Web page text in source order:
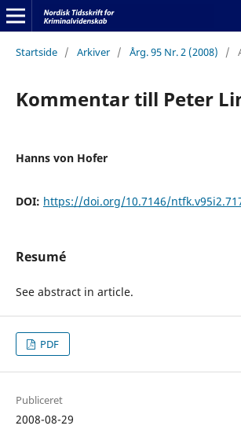
Startside / Arkiver / Årg. 95 Nr. 2 (2008) /
Kommentar till Peter
Hanns von Hofer
DOI: https://doi.org/10.7146/
Resumé
See abstract in article.
PDF
Publiceret
2008-08-29